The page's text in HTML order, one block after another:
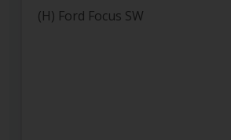
(H) Ford Focus SW